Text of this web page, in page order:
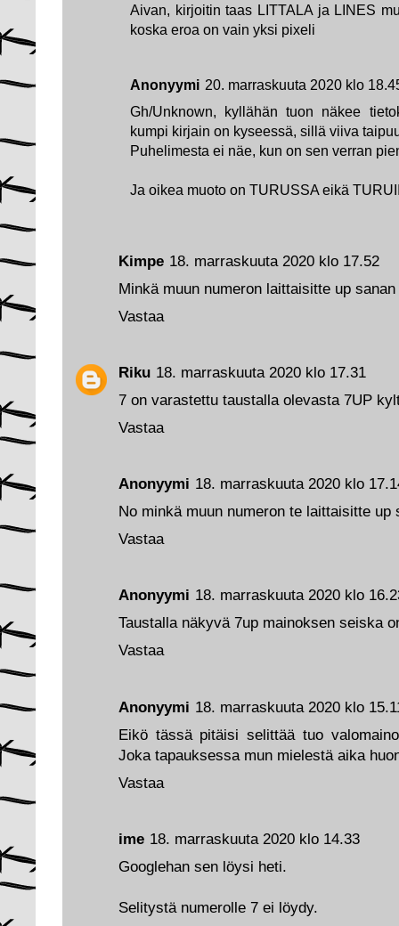
ime 18. marraskuuta 2020 klo 14.33
Googlehan sen löysi heti.
Selitystä numerolle 7 ei löydy.
Anonyymi 18. marraskuuta 2020 klo
Eikö tässä pitäisi selittää tuo
Joka tapauksessa mun mielestä aika
Vastaa
Anonyymi 18. marraskuuta 2020 klo
Taustalla näkyvä 7up mainoksen seiska
Vastaa
Anonyymi 18. marraskuuta 2020 klo
No minkä muun numeron te laittaisitte up
Vastaa
Riku 18. marraskuuta 2020 klo 17.31
7 on varastettu taustalla olevasta 7UP
Vastaa
Kimpe 18. marraskuuta 2020 klo 17.52
Minkä muun numeron laittaisitte up sanan
Vastaa
Aivan, kirjoitin taas LITTALA ja LINES
koska eroa on vain yksi pixeli
Anonyymi 20. marraskuuta 2020 klo
Gh/Unknown, kyllähän tuon näkee
kumpi kirjain on kyseessä, sillä viiva
Puhelimesta ei näe, kun on sen verran
Ja oikea muoto on TURUSSA eikä